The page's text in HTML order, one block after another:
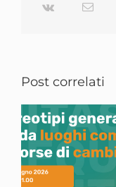
Vk Email
Post correlati